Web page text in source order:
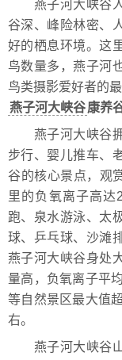
燕子河大峡谷人
谷深、峰险林密、
好的栖息环境。这
鸟数量多，燕子河
鸟类摄影爱好者的最
燕子河大峡谷康养
燕子河大峡谷拥
步行、婴儿推车、
谷的核心景点，观
里的负氧离子高达
跑、泉水游泳、太
球、乒乓球、沙滩
燕子河大峡谷身处
量高，负氧离子平
等自然景区最大值
右。
燕子河大峡谷山